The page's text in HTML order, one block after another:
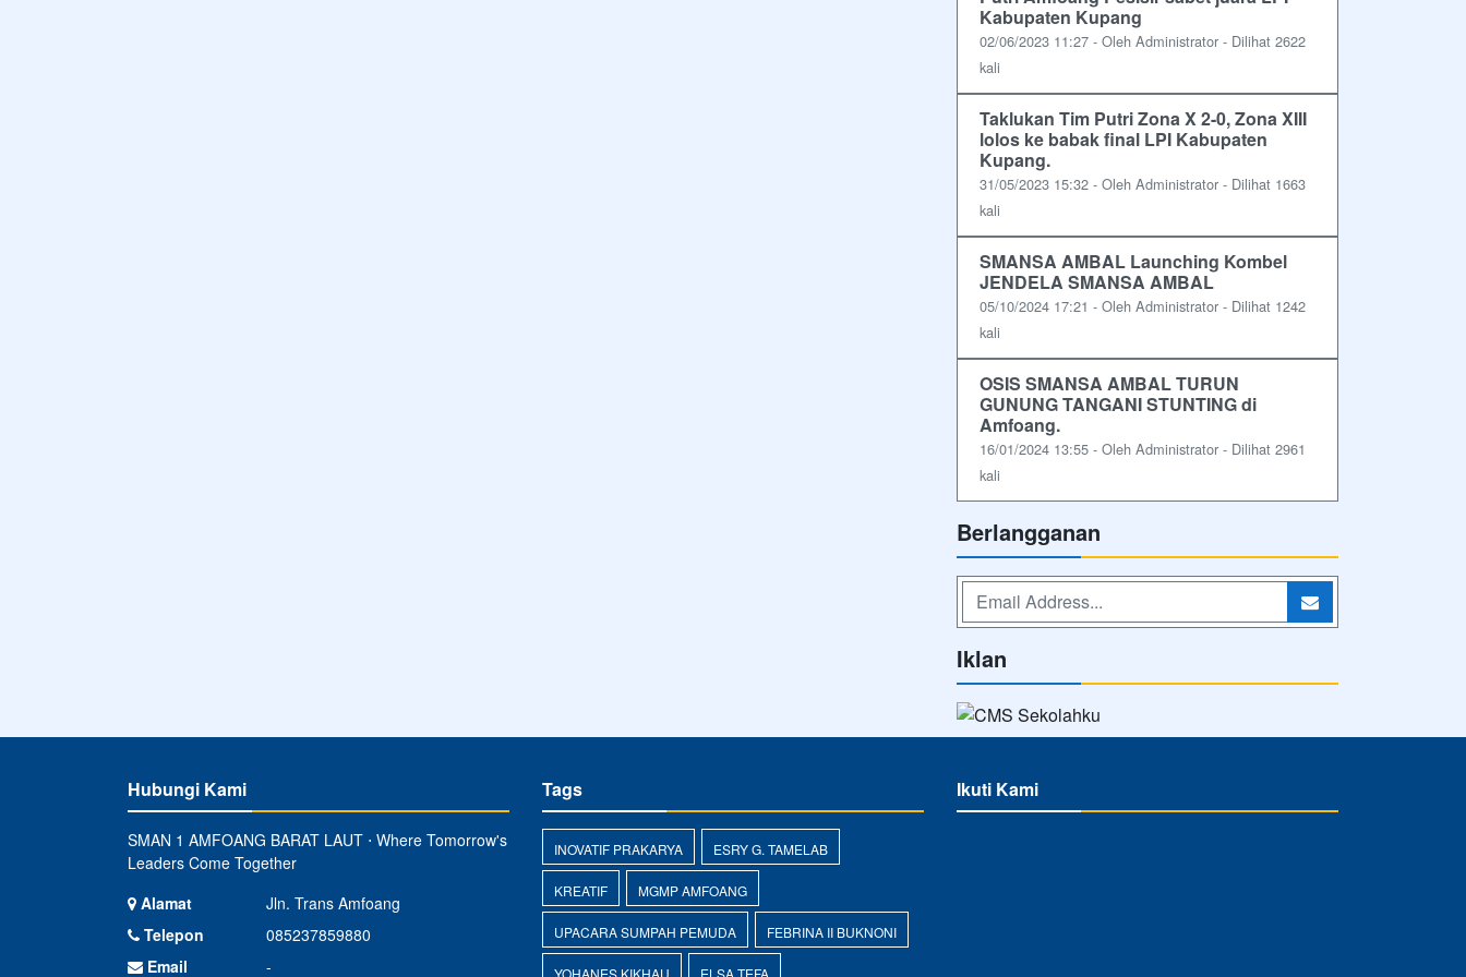
Kabupaten Kupang
02/06/2023 11:27 - Oleh Administrator - Dilihat 2622
kali
Taklukan Tim Putri Zona X 2-0, Zona XIII
lolos ke babak final LPI Kabupaten
Kupang.
31/05/2023 15:32 - Oleh Administrator - Dilihat 1663
kali
SMANSA AMBAL Launching Kombel
JENDELA SMANSA AMBAL
05/10/2024 17:21 - Oleh Administrator - Dilihat 1242
kali
OSIS SMANSA AMBAL TURUN
GUNUNG TANGANI STUNTING di
Amfoang.
16/01/2024 13:55 - Oleh Administrator - Dilihat 2961
kali
Berlangganan
Iklan
Hubungi Kami
SMAN 1 AMFOANG BARAT LAUT ⋅ Where Tomorrow's
Leaders Come Together
Alamat
Jln. Trans Amfoang
Telepon
085237859880
Email
-
Tags
INOVATIF PRAKARYA ESRY G. TAMELAB
KREATIF MGMP AMFOANG
UPACARA SUMPAH PEMUDA FEBRINA II BUKNONI
YOHANES KIKHAU ELSA TEFA
Ikuti Kami